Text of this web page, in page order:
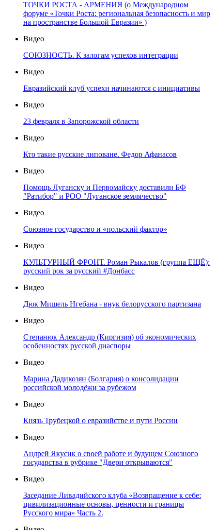
ТОЧКИ РОСТА - АРМЕНИЯ (о Международном
форуме «Точки Роста: региональная безопасность и мир
на пространстве Большой Евразии» )
Видео
СОЮЗНОСТЬ. К залогам успехов интеграции
Видео
Евразийский клуб успехи начинаются с инициативы
Видео
23 февраля в Запорожской области
Видео
Кто такие русские липоване. Федор Афанасов
Видео
Помощь Луганску и Первомайску доставили БФ
"Ратибор" и РОО "Луганское землячество"
Видео
Союзное государство и «польский фактор»
Видео
КУЛЬТУРНЫЙ ФРОНТ. Роман Рыкалов (группа ЕЩЁ):
русский рок за русский #Донбасс
Видео
Дюк Мишель Нгебана - внук белорусского партизана
Видео
Степанюк Александр (Киргизия) об экономических
особенностях русской диаспоры
Видео
Марина Дадикозян (Болгария) о консолидации
российской молодёжи за рубежом
Видео
Князь Трубецкой о евразийстве и пути России
Видео
Андрей Якусик о своей работе и будущем Союзного
государства в рубрике "Двери открываются"
Видео
Заседание Ливадийского клуба «Возвращение к себе:
цивилизационные основы, ценности и границы
Русского мира» Часть 2.